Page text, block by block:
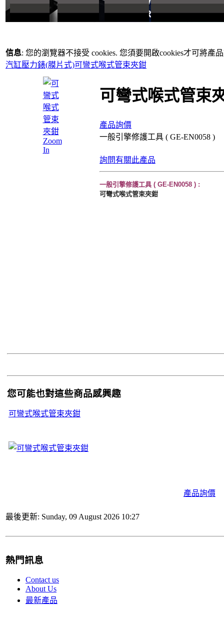
信息: 您的瀏覽器不接受 cookies. 您須要開啟cookies才可將產
汽缸壓力錶(膜片式)可彎式喉式管束夾鉗
Zoom
In
可彎式喉式管束
產品詢價
一般引擎修護工具 ( GE-EN0058 )
詢問有關此產品
一般引擎修護工具 ( GE-EN0058 ) :
可彎式喉式管束夾鉗
您可能也對這些商品感興趣
可彎式喉式管束夾鉗
產品詢價
最後更新: Sunday, 09 August 2026 10:27
熱門訊息
Contact us
About Us
最新產品